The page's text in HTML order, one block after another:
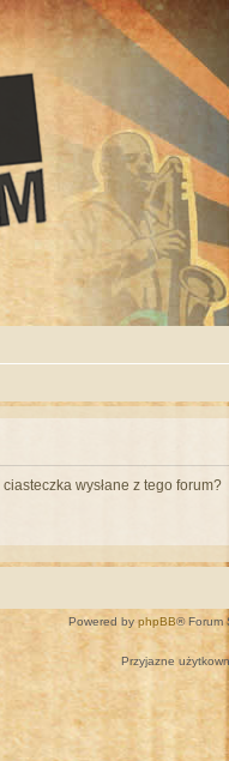
wysłane z tego forum?
Powered by phpBB® Forum
Przyjazne